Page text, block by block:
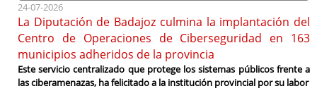
24-07-2026
La Diputación de Badajoz culmina la implantación del
Centro de Operaciones de Ciberseguridad en 163
municipios adheridos de la provincia
Este servicio centralizado que protege los sistemas públicos frente a
las ciberamenazas, ha felicitado a la institución provincial por su labor